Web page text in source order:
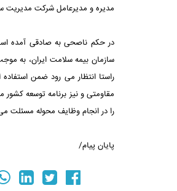
مدیره و مدیرعامل شرکت مدیریت
سازمان بیمه سلامت ایران، به
راستا انتظار می رود ضمن
مقاومتی و نیز برنامه توسعه
را در انجام وظایف محوله مسئلت
پایان پیام/